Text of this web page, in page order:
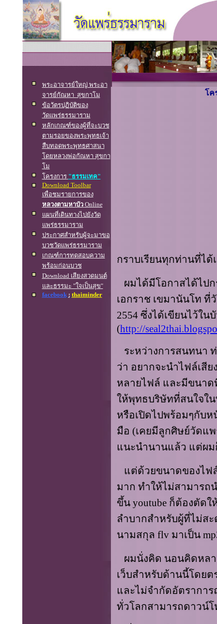
พระอาจารย์ใหญ่ พระอา
จารย์กัณหา สุขกาโม
ข้อวัตรปฏิบัติของ
วัดแพร่ธรรมาราม
หลักเกณฑ์ของผู้ที่จะบวช
ตามรอยของพระพุทธเจ้า
สืบทอดพระพุทธศาสนา
โดยหลวงพ่อกัณหา สุขกา
โม
โครงการ "ธรรมเทค"
Download Toolbar
เพื่อชมรายการของ
หลวงตามหาบัว Online
แผนที่เดินทางไปยังวัด
แพร่ธรรมาราม
ประกาศสำหรับผู้จะมาขอ
บวชวัดแพร่ธรรมาราม
เกณฑ์การทดสอบความ
พร้อมก่อนบวช
Download เสียงสวดมนต์
และธรรมะ "ใจเป็นสุข"
facebook : thaiminder
โค
กราบเรียนทุกท่านที่ไ
ผมได้มีโอกาสได้ไป
เอกราช เขมานันโท
2554ซึ่งได้เขียนไว้ใน
(http://
ระหว่างการสนทนา
ว่า อยากจะนำไฟล์เสี
หลายไฟล์ และมีขนาด
ให้พุทธบริษัทที่สนใจใ
หรือเปิดไปพร้อมๆกับ
มือ (เคยมีลูกศิษย์วัดแ
แนะนำนานแล้ว แต่ผม
แต่ด้วยขนาดของไฟ
มาก ทำให้ไม่สามารถ
ขึ้น youtube ก็ต้องตัดใ
ลำบากสำหรับผู้ที่ไม่ส
นามสกุล flv มาเป็น
ผมนั่งคิด นอนคิดหลา
เว็บสำหรับด้านนี้โดย
และไม่จำกัดอัตราการ
ทั่วโลกสามารถดาวน์